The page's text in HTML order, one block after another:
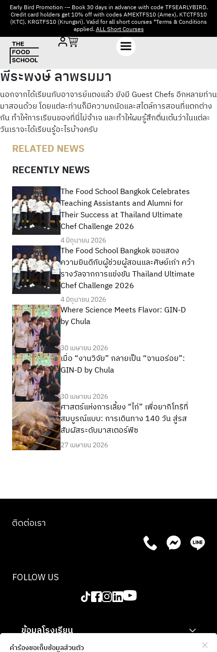
Early Bird Promotion -– Book 30 days in advance with code TFSEARLYBIRD.
Credit card holders get 10% off with codes AMEXTFS10 (Amex), KTCTFS10
(KTC), KRGTFS10 (Krungsri). Valid for all short courses *Terms & Conditions
applied.ALL Short Courses
พีระพงษ์ ลาพรมมา
นอกจากได้เรียนกับอาจารย์แตงแล้ว ยังมี Guest Chefs อีกหลายท่าน
มาสอนด้วย โดยแต่ละท่านก็มีความถนัดและสไตล์การสอนที่แตกต่าง
กัน ทำให้การเรียนของที่นี่ไม่จำเจ และทำให้ผมรู้สึกตื่นเต้นว่าในแต่ละ
วันเราจะได้เรียนรู้อะไรบ้างครับ
RELATED NEWS
RECENTLY NEWS
The Food School Bangkok Celebrates
Teaching Assistants and Alumni for
Their Success at Thailand Ultimate
Chef Challenge 2026
4 มิถุนายน 2026
The Food School Bangkok ขอแสดง
ความยินดีกับผู้ช่วยผู้สอนและศิษย์เก่า คว้า
รางวัลจากการแข่งขัน Thailand Ultimate
Chef Challenge 2026
4 มิถุนายน 2026
Where Science Meets Flavor: GIN-D
by Chula
30 เมษายน 2026
เมื่อ “งานวิจัย” กลายเป็น “จานอร่อย”:
GIN-D by Chula
30 เมษายน 2026
ศาสตร์แห่งการเลี้ยง “ไก่” เพื่อยากิโทริที่
สมบูรณ์แบบ: การเดินทาง 140 วัน สู่รส
สัมผัสระดับมาสเตอร์พีซ
27 เมษายน 2026
ข้อมูลโรงเรียน
ติดต่อเรา
FOLLOW US
คำร้องขอเก็บข้อมูลส่วนตัว